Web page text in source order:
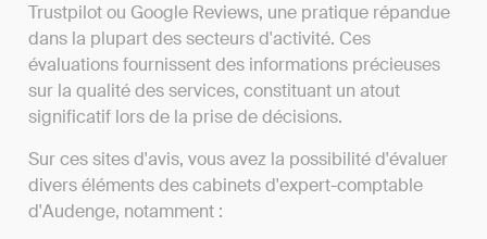
Trustpilot ou Google Reviews, une pratique répandue
dans la plupart des secteurs d'activité. Ces
évaluations fournissent des informations précieuses
sur la qualité des services, constituant un atout
significatif lors de la prise de décisions.
Sur ces sites d'avis, vous avez la possibilité d'évaluer
divers éléments des cabinets d'expert-comptable
d'Audenge, notamment :